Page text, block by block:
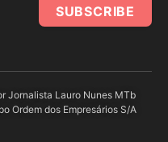
SUBSCRIBE
Jornalista Lauro Nunes MTb
Ordem dos Empresários S/A